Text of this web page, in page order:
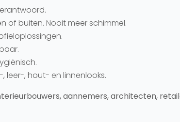
of buiten. Nooit meer schimmel.
leer-, hout- en linnenlooks.
aannemers, architecten,